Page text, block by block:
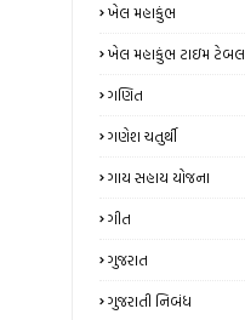
ખેલ મહાકુંભ
ખેલ મહાકુંભ ટાઇમ ટેબલ
ગણિત
ગણેશ ચતુર્થી
ગાય સહાય યોજના
ગીત
ગુજરાત
ગુજરાતી નિબંધ